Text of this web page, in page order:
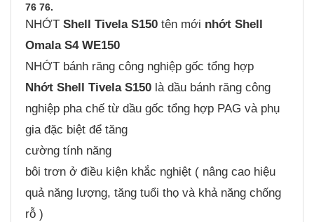
76 76.
NHỚT Shell Tivela S150 tên mới nhớt Shell
Omala S4 WE150
NHỚT bánh răng công nghiệp gốc tổng hợp
Nhớt Shell Tivela S150 là dầu bánh răng công
nghiệp pha chế từ dầu gốc tổng hợp PAG và phụ
gia đặc biệt để tăng
cường tính năng
bôi trơn ở điều kiện khắc nghiệt ( nâng cao hiệu
quả năng lượng, tăng tuổi thọ và khả năng chống
rỗ )